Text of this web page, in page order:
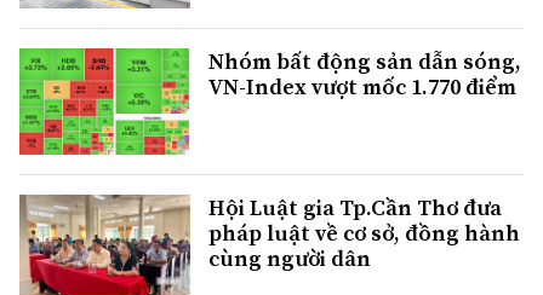
Nhóm bất động sản dẫn sóng,
VN-Index vượt mốc 1.770 điểm
Hội Luật gia Tp.Cần Thơ đưa
pháp luật về cơ sở, đồng hành
cùng người dân